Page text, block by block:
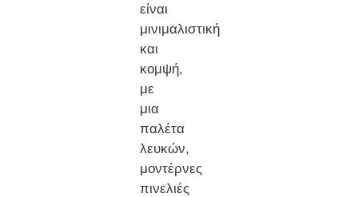
είναι
μινιμαλιστική
και
κομψή,
με
μια
παλέτα
λευκών,
μοντέρνες
πινελιές